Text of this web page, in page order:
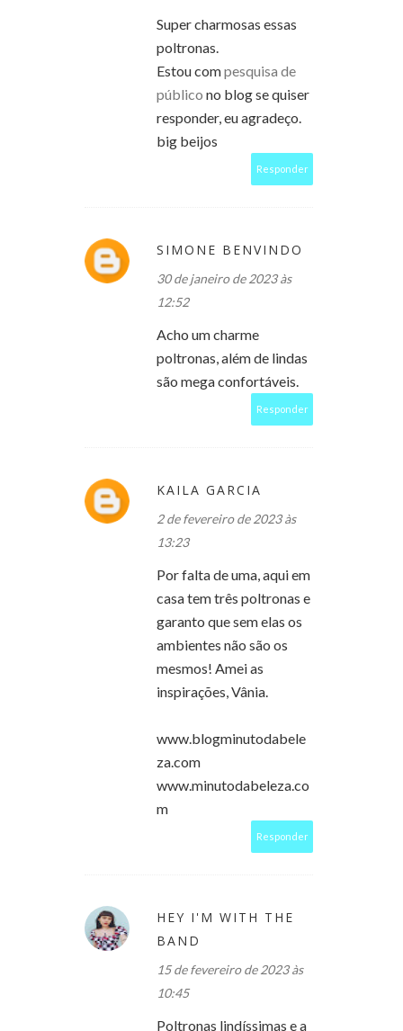
Super charmosas essas
poltronas.
Estou compesquisa de
público no blog se quiser
responder, eu agradeço.
big beijos
Responder
SIMONE BENVINDO
30 de janeiro de 2023 às
12:52
Acho um charme
poltronas, além de lindas
são mega confortáveis.
Responder
KAILA GARCIA
2 de fevereiro de 2023 às
13:23
Por falta de uma, aqui em
casa tem três poltronas e
garanto que sem elas os
ambientes não são os
mesmos! Amei as
inspirações, Vânia.
www.blogminutodabele
za.com
www.minutodabeleza.co
m
Responder
HEY I'M WITH THE
BAND
15 de fevereiro de 2023 às
10:45
Poltronas lindíssimas e a